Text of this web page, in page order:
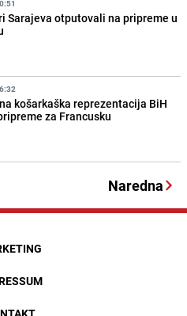
Sarajeva otputovali na pripreme u
košarkaška reprezentacija BiH
za Francusku
Naredna